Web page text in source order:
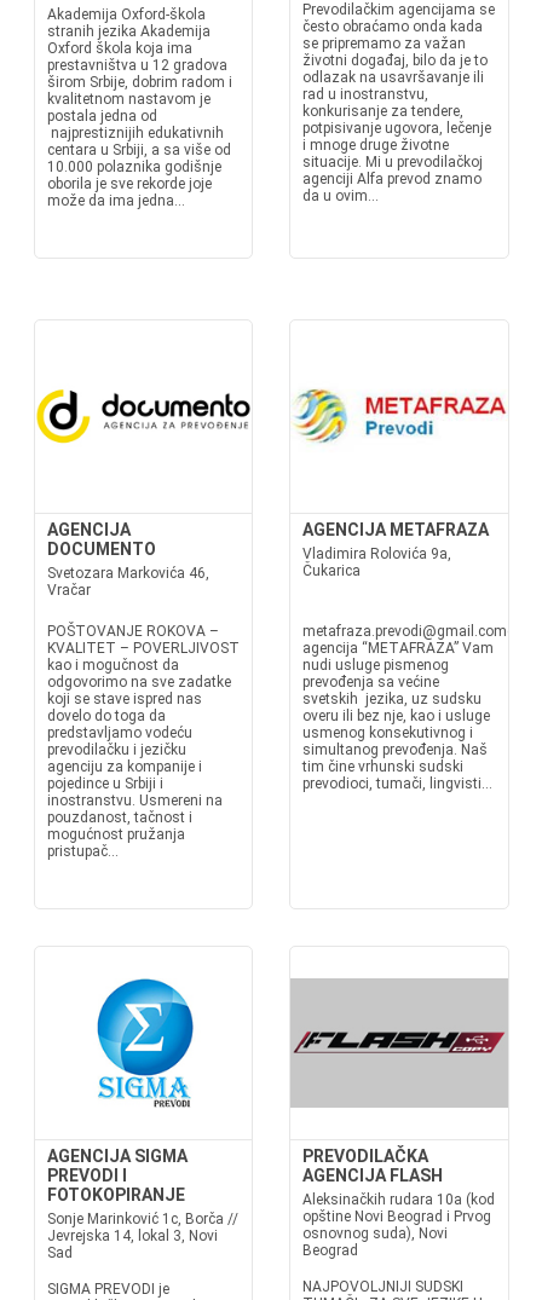
Akademija Oxford-škola
stranih jezika Akademija
Oxford škola koja ima
prestavništva u 12 gradova
širom Srbije, dobrim radom i
kvalitetnom nastavom je
postala jedna od
najprestiznijih edukativnih
centara u Srbiji, a sa više od
10.000 polaznika godišnje
oborila je sve rekorde joje
može da ima jedna...
Prevodilačkim agencijama se
često obraćamo onda kada
se pripremamo za važan
životni događaj, bilo da je to
odlazak na usavršavanje ili
rad u inostranstvu,
konkurisanje za tendere,
potpisivanje ugovora, lečenje
i mnoge druge životne
situacije. Mi u prevodilačkoj
agenciji Alfa prevod znamo
da u ovim...
AGENCIJA
DOCUMENTO
Svetozara Markovića 46,
Vračar
POŠTOVANJE ROKOVA –
KVALITET – POVERLJIVOST
kao i mogučnost da
odgovorimo na sve zadatke
koji se stave ispred nas
dovelo do toga da
predstavljamo vodeću
prevodilačku i jezičku
agenciju za kompanije i
pojedince u Srbiji i
inostranstvu. Usmereni na
pouzdanost, tačnost i
mogućnost pružanja
pristupač...
AGENCIJA METAFRAZA
Vladimira Rolovića 9a,
Čukarica
agencija “METAFRAZA” Vam
nudi usluge pismenog
prevođenja sa većine
svetskih jezika, uz sudsku
overu ili bez nje, kao i usluge
usmenog konsekutivnog i
simultanog prevođenja. Naš
tim čine vrhunski sudski
prevodioci, tumači, lingvisti...
AGENCIJA SIGMA
PREVODI I
FOTOKOPIRANJE
Sonje Marinković 1c, Borča //
Jevrejska 14, lokal 3, Novi
Sad
SIGMA PREVODI je
PREVODILAČKA
AGENCIJA FLASH
Aleksinačkih rudara 10a (kod
opštine Novi Beograd i Prvog
osnovnog suda), Novi
Beograd
NAJPOVOLJNIJI SUDSKI